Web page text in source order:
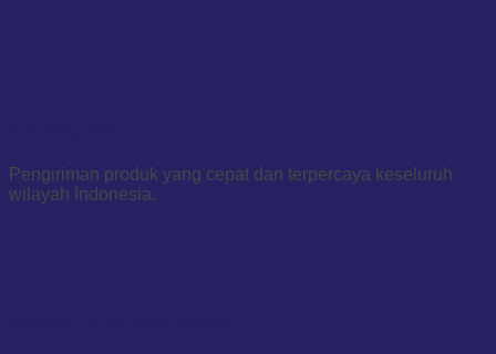
Pengiriman produk yang cepat dan terpercaya keseluruh
wilayah Indonesia.